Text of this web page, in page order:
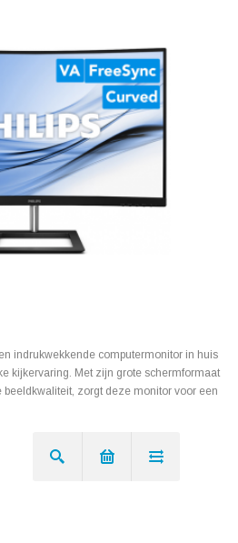
indrukwekkende computermonitor in huis
kijkervaring. Met zijn grote schermformaat
zorgt deze monitor voor een